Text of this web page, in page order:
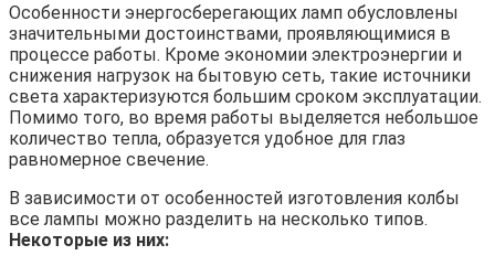
Особенности энергосберегающих ламп обусловлены
значительными достоинствами, проявляющимися в
процессе работы. Кроме экономии электроэнергии и
снижения нагрузок на бытовую сеть, такие источники
света характеризуются большим сроком эксплуатации.
Помимо того, во время работы выделяется небольшое
количество тепла, образуется удобное для глаз
равномерное свечение.
В зависимости от особенностей изготовления колбы
все лампы можно разделить на несколько типов.
Некоторые из них: